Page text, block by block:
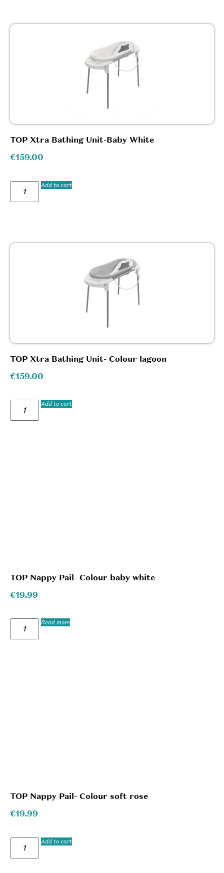
TOP Xtra Bathing Unit-Baby White
€159.00
Add to cart
TOP Xtra Bathing Unit- Colour lagoon
€159.00
Add to cart
TOP Nappy Pail- Colour baby white
€19.99
Read more
TOP Nappy Pail- Colour soft rose
€19.99
Add to cart